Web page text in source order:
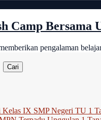
Camp Bersama
pengalaman
Cari
Kelas IX SMP Negeri TU 1